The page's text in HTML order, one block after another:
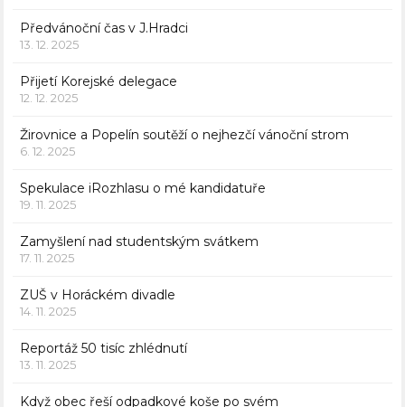
Předvánoční čas v J.Hradci
13. 12. 2025
Přijetí Korejské delegace
12. 12. 2025
Žirovnice a Popelín soutěží o nejhezčí vánoční strom
6. 12. 2025
Spekulace iRozhlasu o mé kandidatuře
19. 11. 2025
Zamyšlení nad studentským svátkem
17. 11. 2025
ZUŠ v Horáckém divadle
14. 11. 2025
Reportáž 50 tisíc zhlédnutí
13. 11. 2025
Když obec řeší odpadkové koše po svém